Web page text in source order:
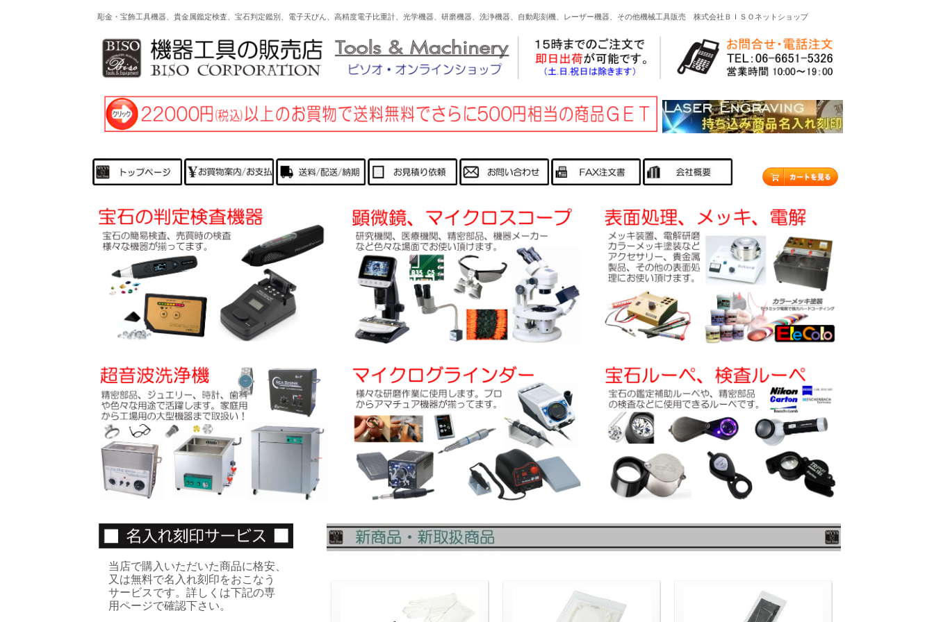
彫金・宝飾工具機器、貴金属鑑定検査、宝石判定鑑別、電子天びん、高精度電子比重計、光学機器、研磨機器、洗浄機器、自動彫刻機、レーザー機器、その他機械工具販売 株式会社ＢＩＳＯネットショップ
当店で購入いただいた商品に格安、
又は無料で名入れ刻印をおこなう
サービスです。詳しくは下記の専
用ページで確認下さい。